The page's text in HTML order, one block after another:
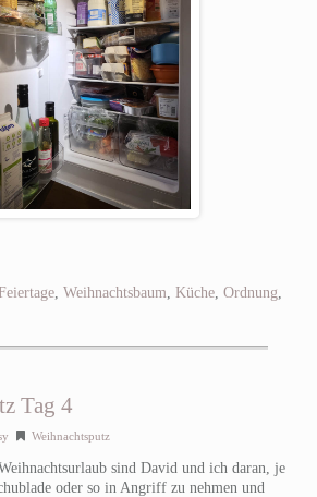
, Weihnachtsbaum Küche, Ordnung
Tag 4
Weihnachtsputz
sind David und ich daran, je
oder so in Angriff zu nehmen und